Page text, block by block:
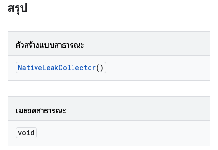
สรุป
ตัวสร้างแบบสาธารณะ
NativeLeakCollector()
เมธอดสาธารณะ
void